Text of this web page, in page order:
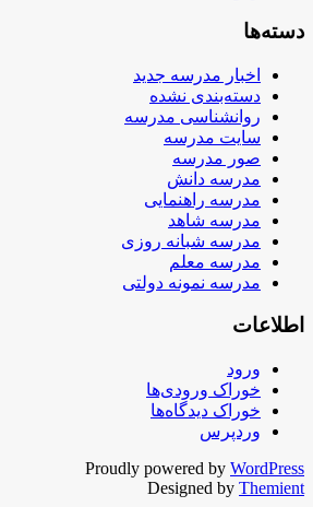
دسته‌ها
اخبار مدرسه جدید
دسته‌بندی نشده
روانشناسی مدرسه
سایت مدرسه
صور مدرسه
مدرسه دانش
مدرسه راهنمایی
مدرسه شاهد
مدرسه شبانه روزی
مدرسه معلم
مدرسه نمونه دولتی
اطلاعات
ورود
خوراک ورودی‌ها
خوراک دیدگاه‌ها
وردپرس
Proudly powered by WordPress
Designed by Themient